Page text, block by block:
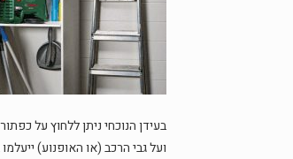
בעידן הנוכחי ניתן ללחוץ על
ועל גבי הרכב (או האופנוע)